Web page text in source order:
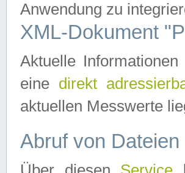
Anwendung zu
XML-Dokument
Aktuelle
eine direkt
aktuellen Messwerte
Abruf von Dateien